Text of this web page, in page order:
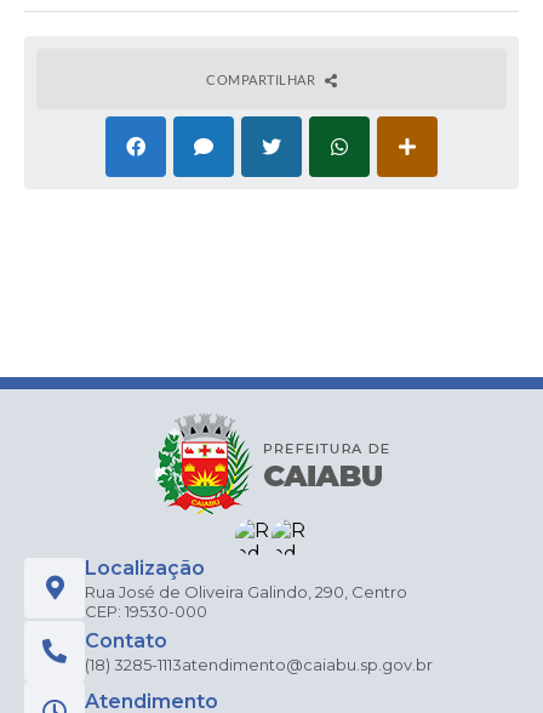
COMPARTILHAR
Localização
Rua José de Oliveira Galindo, 290, Centro
CEP: 19530-000
Contato
(18) 3285-1113atendimento@caiabu.sp.gov.br
Atendimento